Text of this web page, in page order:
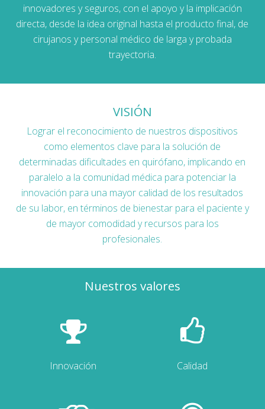
innovadores y seguros, con el apoyo y la implicación
directa, desde la idea original hasta el producto final, de
cirujanos y personal médico de larga y probada
trayectoria.
VISIÓN
Lograr el reconocimiento de nuestros dispositivos
como elementos clave para la solución de
determinadas dificultades en quirófano, implicando en
paralelo a la comunidad médica para potenciar la
innovación para una mayor calidad de los resultados
de su labor, en términos de bienestar para el paciente y
de mayor comodidad y recursos para los
profesionales.
Nuestros valores
Innovación Calidad